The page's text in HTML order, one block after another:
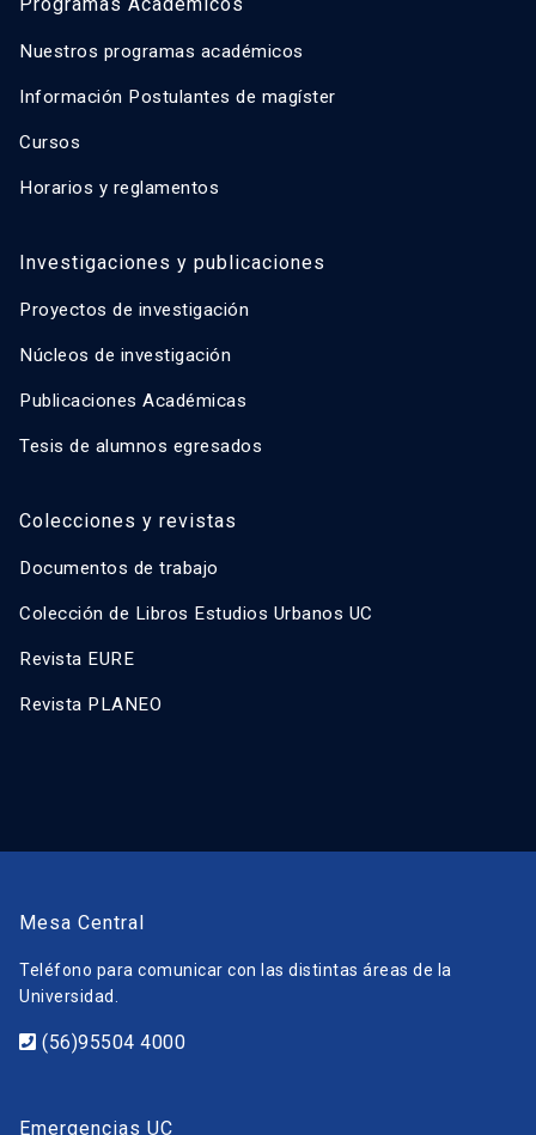
Nuestros programas académicos
Información Postulantes de magíster
Cursos
Horarios y reglamentos
Investigaciones y publicaciones
Proyectos de investigación
Núcleos de investigación
Publicaciones Académicas
Tesis de alumnos egresados
Colecciones y revistas
Documentos de trabajo
Colección de Libros Estudios Urbanos UC
Revista EURE
Revista PLANEO
Mesa Central
Teléfono para comunicar con las distintas áreas de la
Universidad.
(56)95504 4000
Emergencias UC